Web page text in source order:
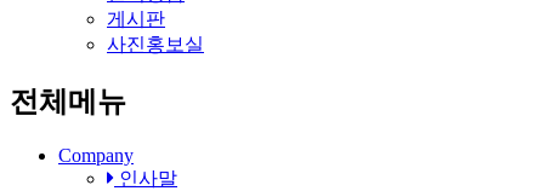
게시판
사진홍보실
전체메뉴
Company
인사말